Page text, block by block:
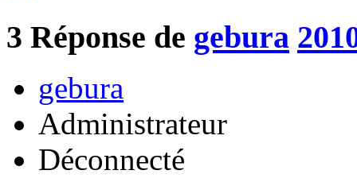
3 Réponse de gebura
gebura
Administrateur
Déconnecté